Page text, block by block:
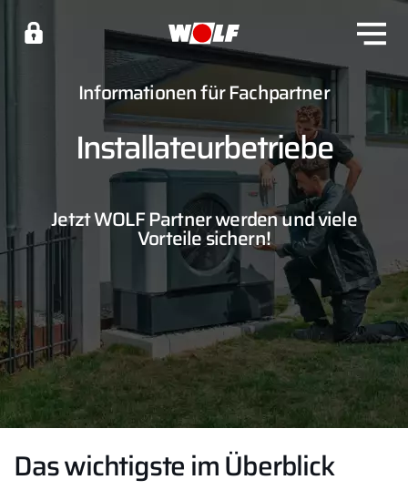
Informationen für Fachpartner
Installateurbetriebe
Jetzt WOLF Partner werden und viele
Vorteile sichern!
Das wichtigste im Überblick